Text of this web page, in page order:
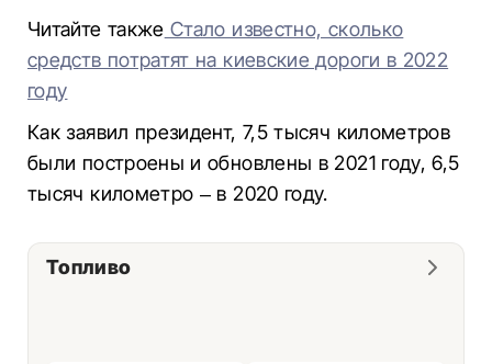
Читайте также Стало известно, сколько
средств потратят на киевские дороги в 2022
году
Как заявил президент, 7,5 тысяч километров
были построены и обновлены в 2021 году, 6,5
тысяч километро – в 2020 году.
Топливо